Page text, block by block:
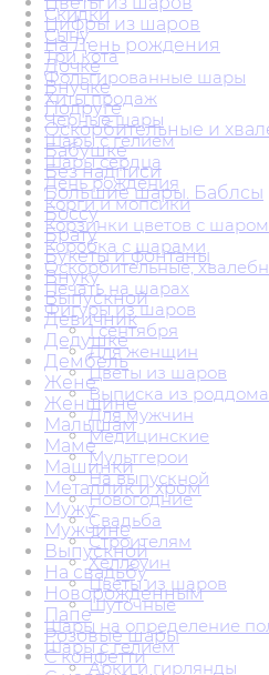
Скидки
Сыну
Три кота
Фольгированные шары
Хиты продаж
Черные шары
Шары с гелием
Шары сердца
День рождения
Корги и мопсики
Корзинки цветов с шаром
Коробка с шарами
Оскорбительные,
Печать на шарах
Фигуры из шаров
1 сентября
Для женщин
Цветы из шаров
Выписка из роддома
Для мужчин
Медицинские
Мультгерои
На выпускной
Новогодние
Свадьба
Строителям
Хеллоуин
Цветы из шаров
Шуточные
Шары на определение
Шары с гелием
Арки и гирлянды
Цифры из шаров
На День рождения
Дочке
Внучке
Подруге
Оскорбительные и
Бабушке
Без надписи
Большие шары. Баблсы
Боссу
Брату
Букеты и фонтаны
Внуку
Выпускной
Девичник
Дедушке
Дембель
Жене
Женщине
Малышам
Маме
Машинки
Металлик и хром
Мужу
Мужчине
Выпускной
На свадьбу
Новорожденным
Папе
Розовые шары
С конфетти